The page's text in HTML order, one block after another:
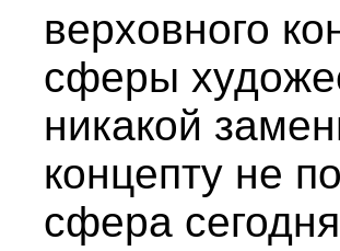
верховного
сферы
никакой
концепту не
сфера